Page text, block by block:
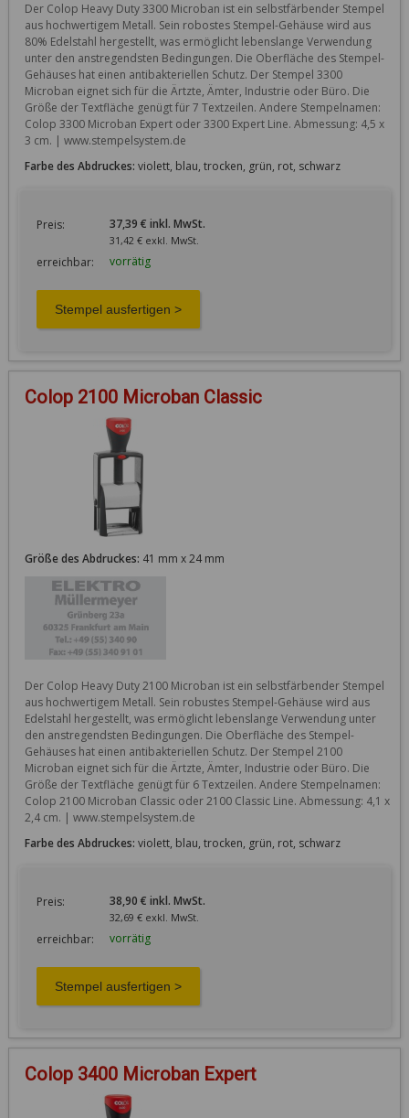
Der Colop Heavy Duty 3300 Microban ist ein selbstfärbender Stempel
aus hochwertigem Metall. Sein robostes Stempel-Gehäuse wird aus
80% Edelstahl hergestellt, was ermöglicht lebenslange Verwendung
unter den anstregendsten Bedingungen. Die Oberfläche des Stempel-
Gehäuses hat einen antibakteriellen Schutz. Der Stempel 3300
Microban eignet sich für die Ärtzte, Ämter, Industrie oder Büro. Die
Größe der Textfläche genügt für 7 Textzeilen. Andere Stempelnamen:
Colop 3300 Microban Expert oder 3300 Expert Line. Abmessung: 4,5 x
3 cm. | www.stempelsystem.de
Farbe des Abdruckes: violett, blau, trocken, grün, rot, schwarz
Preis: 37,39 € inkl. MwSt.
31,42 € exkl. MwSt.
erreichbar: vorrätig
Colop 2100 Microban Classic
Größe des Abdruckes: 41 mm x 24 mm
Der Colop Heavy Duty 2100 Microban ist ein selbstfärbender Stempel
aus hochwertigem Metall. Sein robustes Stempel-Gehäuse wird aus
Edelstahl hergestellt, was ermöglicht lebenslange Verwendung unter
den anstregendsten Bedingungen. Die Oberfläche des Stempel-
Gehäuses hat einen antibakteriellen Schutz. Der Stempel 2100
Microban eignet sich für die Ärtzte, Ämter, Industrie oder Büro. Die
Größe der Textfläche genügt für 6 Textzeilen. Andere Stempelnamen:
Colop 2100 Microban Classic oder 2100 Classic Line. Abmessung: 4,1 x
2,4 cm. | www.stempelsystem.de
Farbe des Abdruckes: violett, blau, trocken, grün, rot, schwarz
Preis: 38,90 € inkl. MwSt.
32,69 € exkl. MwSt.
erreichbar: vorrätig
Colop 3400 Microban Expert